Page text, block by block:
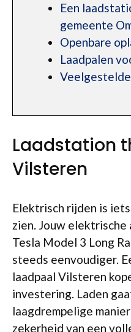
Een
gemeente
Openbare
Laadpalen
Laadstation
Vilsteren
Elektrisch rijden is
zien. Jouw elektrische
Tesla Model 3 Long
steeds eenvoudiger.
laadpaal Vilsteren
investering. Laden
laagdrempelige
zekerheid van een